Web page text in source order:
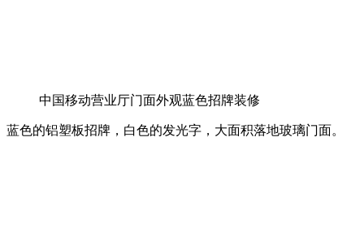
中国移动营业厅门面外观蓝色招牌装修
蓝色的铝塑板招牌，白色的发光字，大面积落地玻璃门面。